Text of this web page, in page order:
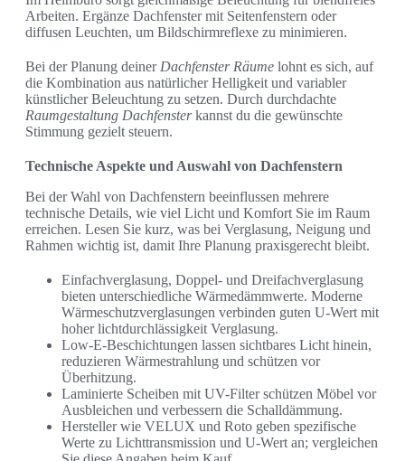
Arbeiten. Ergänze Dachfenster mit Seitenfenstern oder
diffusen Leuchten, um Bildschirmreflexe zu minimieren.
Bei der Planung deiner Dachfenster Räume lohnt es sich, auf
die Kombination aus natürlicher Helligkeit und variabler
künstlicher Beleuchtung zu setzen. Durch durchdachte
Raumgestaltung Dachfensterkannst du die gewünschte
Stimmung gezielt steuern.
Technische Aspekte und Auswahl von Dachfenstern
Bei der Wahl von Dachfenstern beeinflussen mehrere
technische Details, wie viel Licht und Komfort Sie im Raum
erreichen. Lesen Sie kurz, was bei Verglasung, Neigung und
Rahmen wichtig ist, damit Ihre Planung praxisgerecht bleibt.
Einfachverglasung, Doppel- und Dreifachverglasung
bieten unterschiedliche Wärmedämmwerte. Moderne
Wärmeschutzverglasungen verbinden guten U-Wert mit
hoher lichtdurchlässigkeit Verglasung.
Low-E-Beschichtungen lassen sichtbares Licht hinein,
reduzieren Wärmestrahlung und schützen vor
Überhitzung.
Laminierte Scheiben mit UV-Filter schützen Möbel vor
Ausbleichen und verbessern die Schalldämmung.
Hersteller wie VELUX und Roto geben spezifische
Werte zu Lichttransmission und U-Wert an; vergleichen